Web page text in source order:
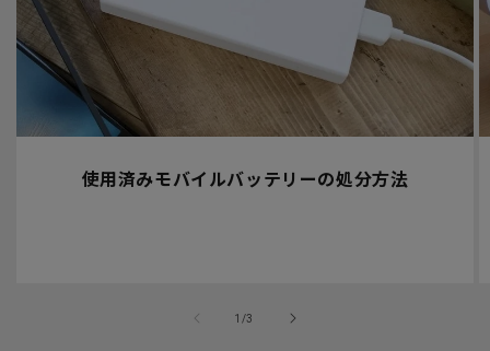
使用済みモバイルバッテリーの処分方法
1 /
の3